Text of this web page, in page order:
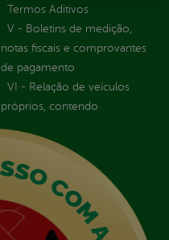
Termos Aditivos
V - Boletins de medição,
notas fiscais e comprovantes
de pagamento
VI - Relação de veículos
próprios, contendo